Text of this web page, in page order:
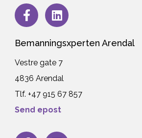
Bemanningsxperten Arendal
Vestre gate 7
4836 Arendal
Tlf. +47 915 67 857
Send epost